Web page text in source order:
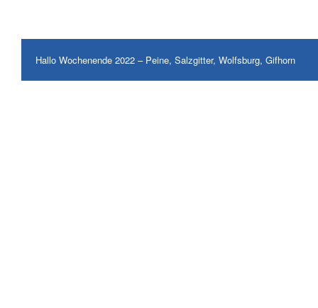
Hallo Wochenende 2022 – Peine, Salzgitter, Wolfsburg, Gifhorn